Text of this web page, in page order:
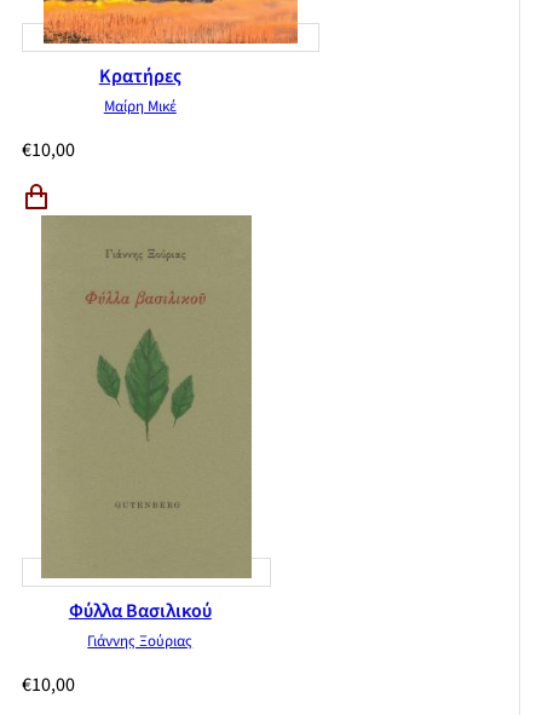
Κρατήρες
Μαίρη Μικέ
€10,00
Φύλλα Βασιλικού
Γιάννης Ξούριας
€10,00